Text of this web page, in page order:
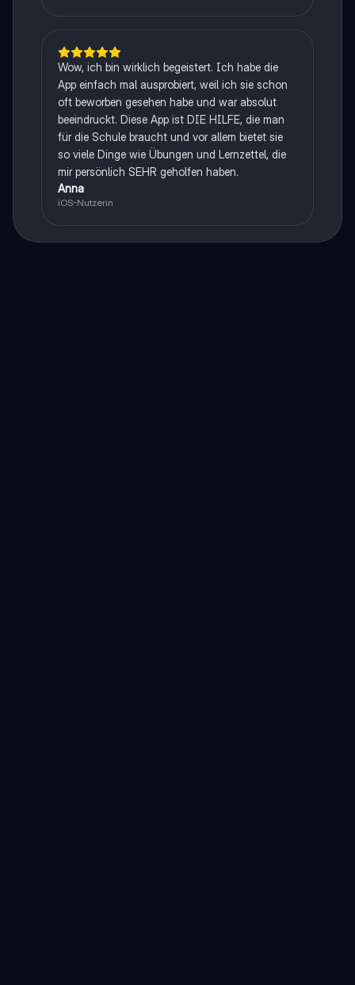
Wow, ich bin wirklich begeistert. Ich habe die
App einfach mal ausprobiert, weil ich sie schon
oft beworben gesehen habe und war absolut
beeindruckt. Diese App ist DIE HILFE, die man
für die Schule braucht und vor allem bietet sie
so viele Dinge wie Übungen und Lernzettel, die
mir persönlich SEHR geholfen haben.
Anna
iOS-Nutzerin